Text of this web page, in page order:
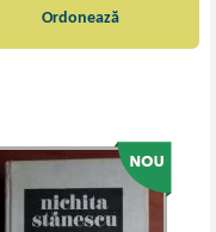
Ordonează